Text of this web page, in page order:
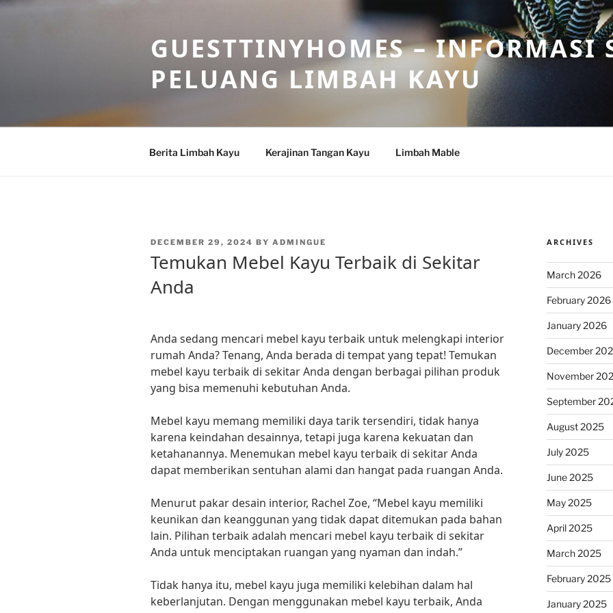
Skip
GUESTTINYHOMES – INFORMASI
PELUANG LIMBAH KAYU
Berita Limbah Kayu Kerajinan Tangan Kayu Limbah Mable
POSTED
DECEMBER 29, 2024 BY ADMINGUE
Temukan Mebel Kayu Terbaik di Sekitar
Anda
Anda sedang mencari mebel kayu terbaik untuk melengkapi interior
rumah Anda? Tenang, Anda berada di tempat yang tepat! Temukan
mebel kayu terbaik di sekitar Anda dengan berbagai pilihan produk
yang bisa memenuhi kebutuhan Anda.
Mebel kayu memang memiliki daya tarik tersendiri, tidak hanya
karena keindahan desainnya, tetapi juga karena kekuatan dan
ketahanannya. Menemukan mebel kayu terbaik di sekitar Anda
dapat memberikan sentuhan alami dan hangat pada ruangan Anda.
Menurut pakar desain interior, Rachel Zoe, “Mebel kayu memiliki
keunikan dan keanggunan yang tidak dapat ditemukan pada bahan
lain. Pilihan terbaik adalah mencari mebel kayu terbaik di sekitar
Anda untuk menciptakan ruangan yang nyaman dan indah.”
Tidak hanya itu, mebel kayu juga memiliki kelebihan dalam hal
keberlanjutan. Dengan menggunakan mebel kayu terbaik, Anda
ARCHIVES
March 2026
February 2026
January 2026
December
November
September
August 2025
July 2025
June 2025
May 2025
April 2025
March 2025
February 2025
January 2025